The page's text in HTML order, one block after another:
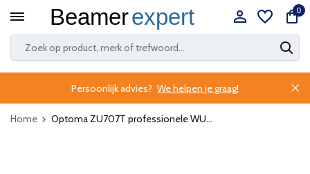
0
Persoonlijk advies? We helpen je graag!
Home Optoma ZU707T professionele WU...